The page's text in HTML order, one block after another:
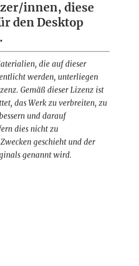
innen, diese
den Desktop
die auf dieser
werden, unterliegen
Gemäß dieser Lizenz ist
das Werk zu verbreiten, zu
und darauf
dies nicht zu
geschieht und der
genannt wird.